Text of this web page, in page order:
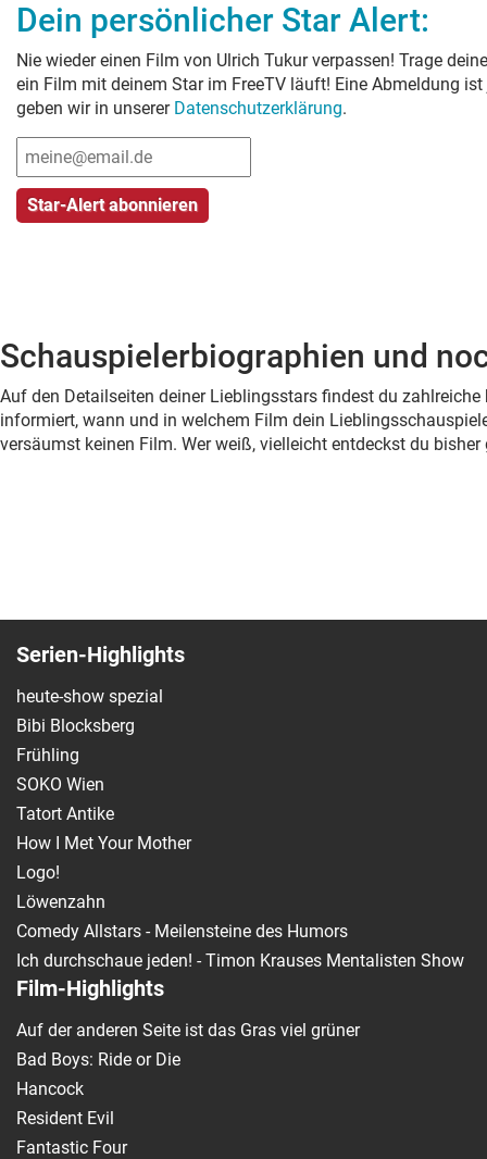
Dein persönlicher Star Alert:
Nie wieder einen Film von Ulrich Tukurverpassen! Trage
ein Film mit deinem Star im FreeTV läuft! Eine Abmeldung
geben wir in unserer Datenschutzerklärung.
Schauspielerbiographien und
Auf den Detailseiten deiner Lieblingsstars findest du
informiert, wann und in welchem Film dein
versäumst keinen Film. Wer weiß, vielleicht entdeckst du
Serien-Highlights
heute-show spezial
Bibi Blocksberg
Frühling
SOKO Wien
Tatort Antike
How I Met Your Mother
Logo!
Löwenzahn
Comedy Allstars - Meilensteine des Humors
Ich durchschaue jeden! - Timon Krauses Mentalisten Show
Film-Highlights
Auf der anderen Seite ist das Gras viel grüner
Bad Boys: Ride or Die
Hancock
Resident Evil
Fantastic Four